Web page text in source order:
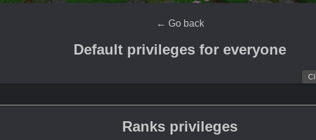
← Go back
Default privileges for everyone
Ranks privileges